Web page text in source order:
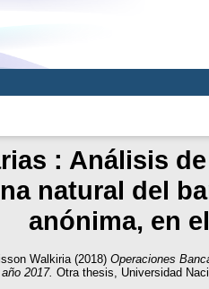
: Análisis
natural del
anónima, en
Walkiria (2018) Operaciones
2017. Otra thesis, Universidad